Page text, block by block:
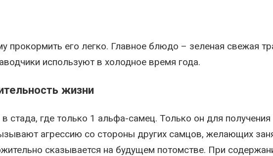
прокормить его легко. Главное блюдо – зеленая свежая
используют в холодное время года.
жизни
стада, где только 1 альфа-самец. Только он для
агрессию со стороны других самцов, желающих
сказывается на будущем потомстве. При